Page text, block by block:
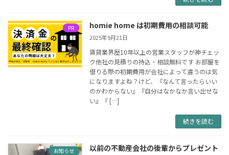
PR homie home は初期費用の相談可能
2025年9月21日
賃貸業界歴10年以上の営業スタッフが神チェッ
ク他社の見積りの持込・相談無料です お部屋を
借りる際の初期費用が会社によって違うのは気
になりますよね？けど、『なんて言ったらいい
のかわからない』『自分はなかなか言い出せな
い』『 […]
続きを読む
お知らせ 以前の不動産会社の後輩からプレゼント